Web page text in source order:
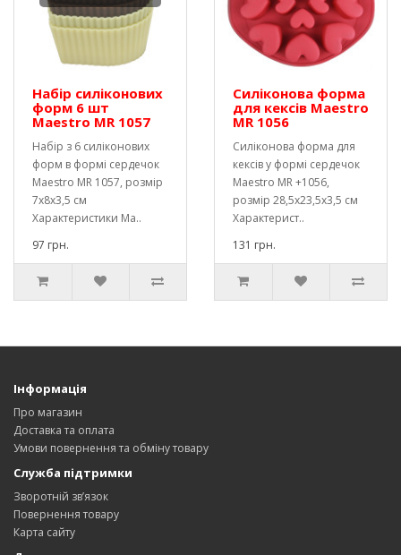
Набір силіконових
форм 6 шт
Maestro MR 1057
Набір з 6 силіконових
форм в формі сердечок
Maestro MR 1057, розмір
7х8х3,5 см
Характеристики Ma..
97 грн.
Силіконова форма
для кексів Maestro
MR 1056
Силіконова форма для
кексів у формі сердечок
Maestro MR +1056,
розмір 28,5х23,5х3,5 см
Характерист..
131 грн.
Інформація
Про магазин
Доставка та оплата
Умови повернення та обміну товару
Служба підтримки
Зворотній зв’язок
Повернення товару
Карта сайту